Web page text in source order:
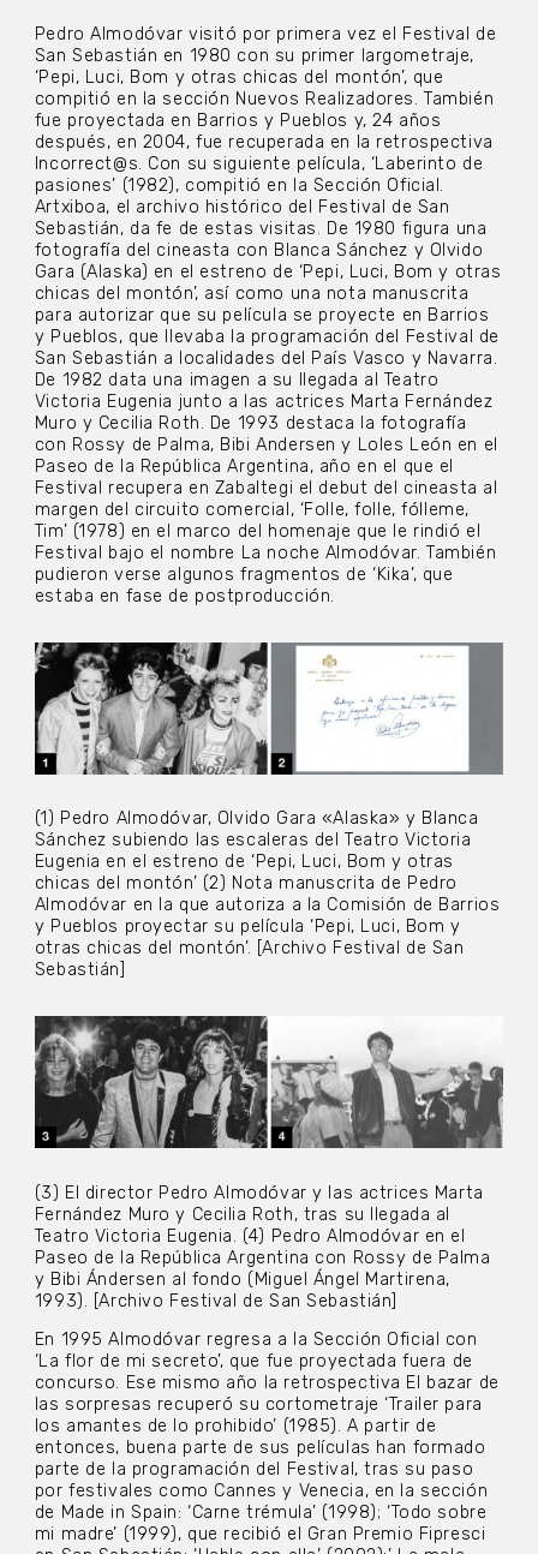
Pedro Almodóvar visitó por primera vez el Festival de
San Sebastián en 1980 con su primer largometraje,
‘Pepi, Luci, Bom y otras chicas del montón’, que
compitió en la sección Nuevos Realizadores. También
fue proyectada en Barrios y Pueblos y, 24 años
después, en 2004, fue recuperada en la retrospectiva
Incorrect@s. Con su siguiente película, ‘Laberinto de
pasiones’ (1982), compitió en la Sección Oficial.
Artxiboa, el archivo histórico del Festival de San
Sebastián, da fe de estas visitas. De 1980 figura una
fotografía del cineasta con Blanca Sánchez y Olvido
Gara (Alaska) en el estreno de ‘Pepi, Luci, Bom y otras
chicas del montón’, así como una nota manuscrita
para autorizar que su película se proyecte en Barrios
y Pueblos, que llevaba la programación del Festival de
San Sebastián a localidades del País Vasco y Navarra.
De 1982 data una imagen a su llegada al Teatro
Victoria Eugenia junto a las actrices Marta Fernández
Muro y Cecilia Roth. De 1993 destaca la fotografía
con Rossy de Palma, Bibi Andersen y Loles León en el
Paseo de la República Argentina, año en el que el
Festival recupera en Zabaltegi el debut del cineasta al
margen del circuito comercial, ‘Folle, folle, fólleme,
Tim’ (1978) en el marco del homenaje que le rindió el
Festival bajo el nombre La noche Almodóvar. También
pudieron verse algunos fragmentos de ‘Kika’, que
estaba en fase de postproducción.
(1) Pedro Almodóvar, Olvido Gara «Alaska» y Blanca
Sánchez subiendo las escaleras del Teatro Victoria
Eugenia en el estreno de ‘Pepi, Luci, Bom y otras
chicas del montón’ (2) Nota manuscrita de Pedro
Almodóvar en la que autoriza a la Comisión de Barrios
y Pueblos proyectar su película ‘Pepi, Luci, Bom y
otras chicas del montón’. [Archivo Festival de San
Sebastián]
(3) El director Pedro Almodóvar y las actrices Marta
Fernández Muro y Cecilia Roth, tras su llegada al
Teatro Victoria Eugenia. (4) Pedro Almodóvar en el
Paseo de la República Argentina con Rossy de Palma
y Bibi Ándersen al fondo (Miguel Ángel Martirena,
1993). [Archivo Festival de San Sebastián]
En 1995 Almodóvar regresa a la Sección Oficial con
‘La flor de mi secreto’, que fue proyectada fuera de
concurso. Ese mismo año la retrospectiva El bazar de
las sorpresas recuperó su cortometraje ‘Trailer para
los amantes de lo prohibido’ (1985). A partir de
entonces, buena parte de sus películas han formado
parte de la programación del Festival, tras su paso
por festivales como Cannes y Venecia, en la sección
de Made in Spain: ‘Carne trémula’ (1998); ‘Todo sobre
mi madre’ (1999), que recibió el Gran Premio Fipresci